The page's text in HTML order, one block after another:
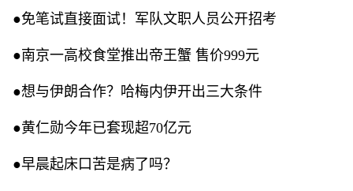
●免笔试直接面试！军队文职人员公开招考
●南京一高校食堂推出帝王蟹 售价999元
●想与伊朗合作？哈梅内伊开出三大条件
●黄仁勋今年已套现超70亿元
●早晨起床口苦是病了吗？